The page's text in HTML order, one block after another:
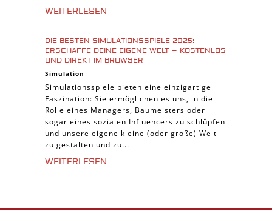
WEITERLESEN
DIE BESTEN SIMULATIONSSPIELE 2025:
ERSCHAFFE DEINE EIGENE WELT – KOSTENLOS
UND DIREKT IM BROWSER
Simulation
Simulationsspiele bieten eine einzigartige
Faszination: Sie ermöglichen es uns, in die
Rolle eines Managers, Baumeisters oder
sogar eines sozialen Influencers zu schlüpfen
und unsere eigene kleine (oder große) Welt
zu gestalten und zu...
WEITERLESEN